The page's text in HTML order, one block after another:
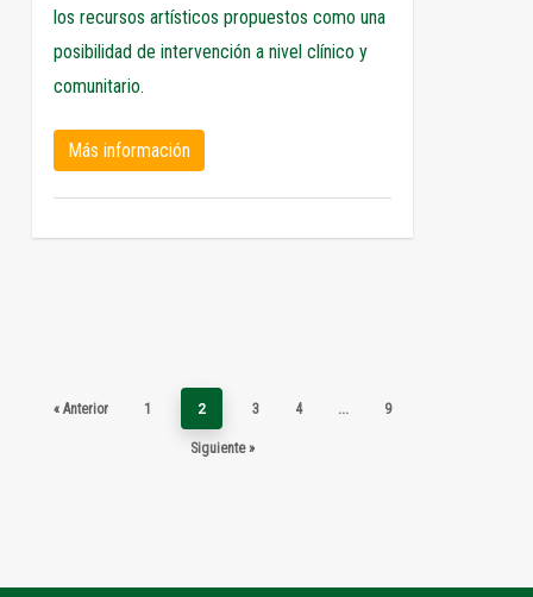
los recursos artísticos propuestos como una
posibilidad de intervención a nivel clínico y
comunitario.
Más información
« Anterior 1 2 3 4 … 9
Siguiente »